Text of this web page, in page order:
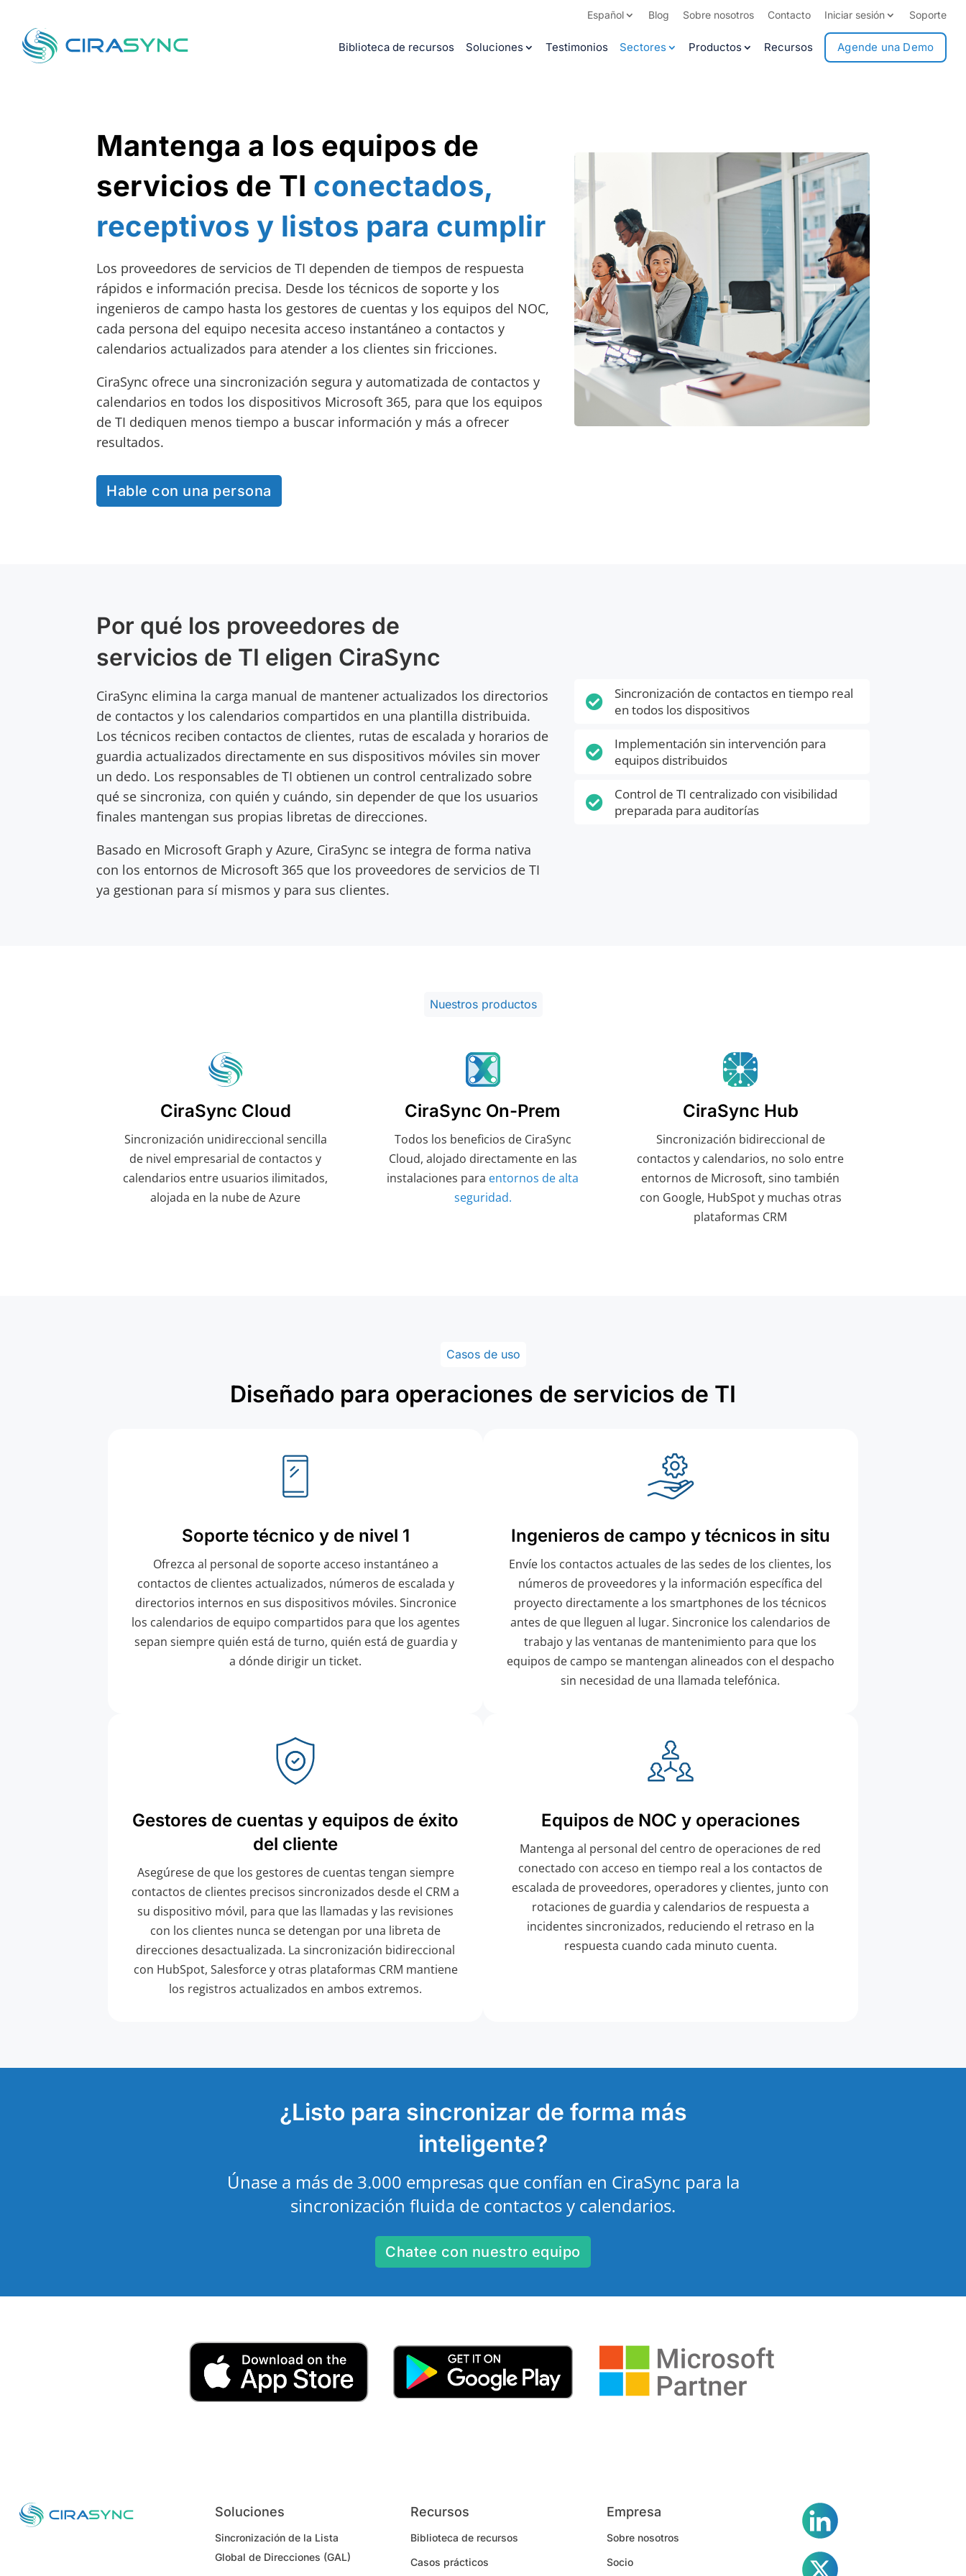
Español Blog Sobre nosotros Contacto Iniciar sesión Soporte
Biblioteca de recursos Soluciones Testimonios Sectores Productos Recursos Agende una Demo
Mantenga a los equipos de
servicios de TI conectados,
receptivos y listos para cumplir
Los proveedores de servicios de TI dependen de tiempos de respuesta
rápidos e información precisa. Desde los técnicos de soporte y los
ingenieros de campo hasta los gestores de cuentas y los equipos del NOC,
cada persona del equipo necesita acceso instantáneo a contactos y
calendarios actualizados para atender a los clientes sin fricciones.
CiraSync ofrece una sincronización segura y automatizada de contactos y
calendarios en todos los dispositivos Microsoft 365, para que los equipos
de TI dediquen menos tiempo a buscar información y más a ofrecer
resultados.
Hable con una persona
Por qué los proveedores de
servicios de TI eligen CiraSync
CiraSync elimina la carga manual de mantener actualizados los directorios
de contactos y los calendarios compartidos en una plantilla distribuida.
Los técnicos reciben contactos de clientes, rutas de escalada y horarios de
guardia actualizados directamente en sus dispositivos móviles sin mover
un dedo. Los responsables de TI obtienen un control centralizado sobre
qué se sincroniza, con quién y cuándo, sin depender de que los usuarios
finales mantengan sus propias libretas de direcciones.
Basado en Microsoft Graph y Azure, CiraSync se integra de forma nativa
con los entornos de Microsoft 365 que los proveedores de servicios de TI
ya gestionan para sí mismos y para sus clientes.

Sincronización de contactos en tiempo real
en todos los dispositivos

Implementación sin intervención para
equipos distribuidos

Control de TI centralizado con visibilidad
preparada para auditorías
Nuestros productos
CiraSync Cloud
Sincronización unidireccional sencilla
de nivel empresarial de contactos y
calendarios entre usuarios ilimitados,
alojada en la nube de Azure
CiraSync On-Prem
Todos los beneficios de CiraSync
Cloud, alojado directamente en las
instalaciones para entornos de alta
seguridad.
CiraSync Hub
Sincronización bidireccional de
contactos y calendarios, no solo entre
entornos de Microsoft, sino también
con Google, HubSpot y muchas otras
plataformas CRM
Casos de uso
Diseñado para operaciones de servicios de TI
Soporte técnico y de nivel 1
Ofrezca al personal de soporte acceso instantáneo a
contactos de clientes actualizados, números de escalada y
directorios internos en sus dispositivos móviles. Sincronice
los calendarios de equipo compartidos para que los agentes
sepan siempre quién está de turno, quién está de guardia y
a dónde dirigir un ticket.
Ingenieros de campo y técnicos in situ
Envíe los contactos actuales de las sedes de los clientes, los
números de proveedores y la información específica del
proyecto directamente a los smartphones de los técnicos
antes de que lleguen al lugar. Sincronice los calendarios de
trabajo y las ventanas de mantenimiento para que los
equipos de campo se mantengan alineados con el despacho
sin necesidad de una llamada telefónica.
Gestores de cuentas y equipos de éxito
del cliente
Asegúrese de que los gestores de cuentas tengan siempre
contactos de clientes precisos sincronizados desde el CRM a
su dispositivo móvil, para que las llamadas y las revisiones
con los clientes nunca se detengan por una libreta de
direcciones desactualizada. La sincronización bidireccional
con HubSpot, Salesforce y otras plataformas CRM mantiene
los registros actualizados en ambos extremos.
Equipos de NOC y operaciones
Mantenga al personal del centro de operaciones de red
conectado con acceso en tiempo real a los contactos de
escalada de proveedores, operadores y clientes, junto con
rotaciones de guardia y calendarios de respuesta a
incidentes sincronizados, reduciendo el retraso en la
respuesta cuando cada minuto cuenta.
¿Listo para sincronizar de forma más
inteligente?
Únase a más de 3.000 empresas que confían en CiraSync para la
sincronización fluida de contactos y calendarios.
Chatee con nuestro equipo
Soluciones
Sincronización de la Lista
Global de Direcciones (GAL)
Recursos
Biblioteca de recursos
Casos prácticos
Empresa
Sobre nosotros
Socio